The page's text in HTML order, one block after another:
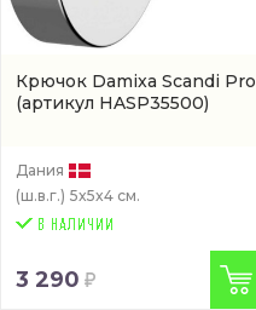
Крючок Damixa Scandi Pro
(артикул HASP35500)
Дания
(ш.в.г.) 5x5x4 см.
3 290